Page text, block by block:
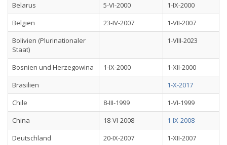
Belarus
5-VI-2000
1-IX-2000
Belgien
23-IV-2007
1-VII-2007
Bolivien (Plurinationaler
Staat)
1-VIII-2023
Bosnien und Herzegowina 1-IX-2000
1-XII-2000
Brasilien
1-X-2017
Chile
8-III-1999
1-VI-1999
China
18-VI-2008
1-IX-2008
Deutschland
20-IX-2007
1-XII-2007